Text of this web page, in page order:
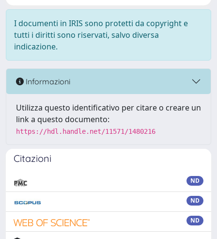
I documenti in IRIS sono protetti da copyright e
tutti i diritti sono riservati, salvo diversa
indicazione.
Informazioni
Utilizza questo identificativo per citare o creare un
link a questo documento:
https://hdl.handle.net/11571/1480216
Citazioni
ND
ND
ND